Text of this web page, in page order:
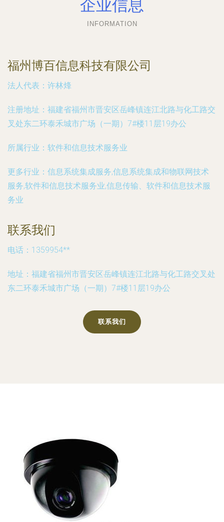
企业信息
INFORMATION
福州博百信息科技有限公司
法人代表： 许林烽
注册地址： 福建省福州市晋安区岳峰镇连江北路与化工路交
叉处东二环泰禾城市广场（一期）7#楼11层19办公
所属行业： 软件和信息技术服务业
更多行业： 信息系统集成服务,信息系统集成和物联网技术
服务,软件和信息技术服务业,信息传输、软件和信息技术服
务业
联系我们
电话：1359954**
地址：福建省福州市晋安区岳峰镇连江北路与化工路交叉处
东二环泰禾城市广场（一期）7#楼11层19办公
联系我们